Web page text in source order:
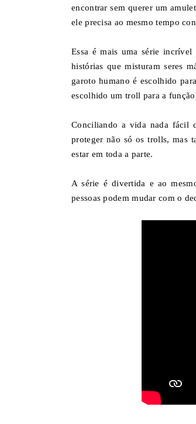
encontrar sem querer um
ele precisa ao mesmo tempo
Essa é mais uma série
histórias que misturam seres
garoto humano é escolhido
escolhido um troll para a
Conciliando a vida nada fácil
proteger não só os trolls, mas
estar em toda a parte.
A série é divertida e ao
pessoas podem mudar com o